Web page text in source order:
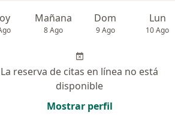
Mañana
8 Ago
Dom
9 Ago
Lun
10 Ago
La reserva de citas en línea no está
disponible
Mostrar perfil